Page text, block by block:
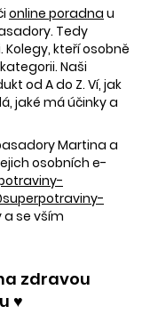
online poradna u
Tedy
kteří osobně
Naši
od A do Z. Ví, jak
jaké má účinky a
Martina a
osobních e-
a se vším
zdravou
♥️